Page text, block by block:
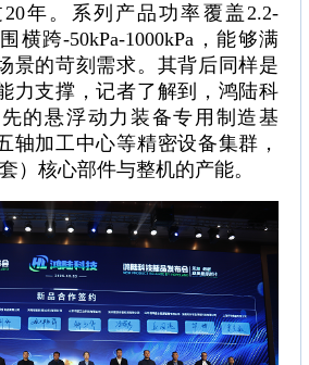
年。系列产品功率覆盖2.2-
横跨-50kPa-1000kPa，能够满
景的苛刻需求。其背后同样是
力支撑，记者了解到，鸿陆科
的悬浮动力装备专用制造基
轴加工中心等精密设备集群，
）核心部件与整机的产能。